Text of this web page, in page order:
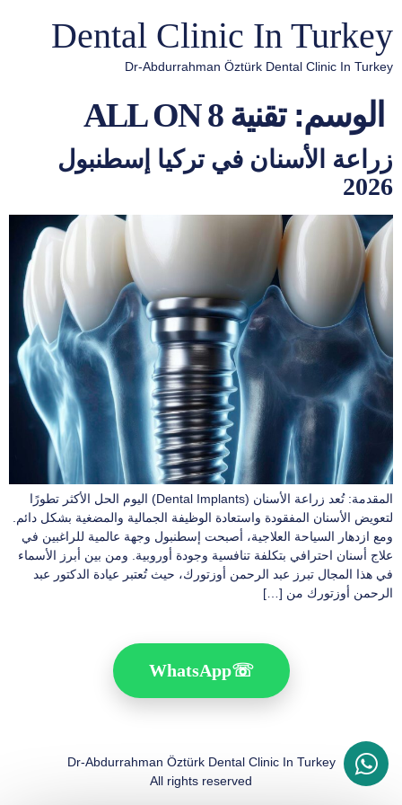
Dental Clinic In Turkey
Dr-Abdurrahman Öztürk Dental Clinic In Turkey
الوسم:تقنية ALL ON 8
زراعة الأسنان في تركيا إسطنبول
2026
المقدمة: تُعد زراعة الأسنان (Dental Implants) اليوم الحل الأكثر تطورًا
لتعويض الأسنان المفقودة واستعادة الوظيفة الجمالية والمضغية بشكل دائم.
ومع ازدهار السياحة العلاجية، أصبحت إسطنبول وجهة عالمية للراغبين في
علاج أسنان احترافي بتكلفة تنافسية وجودة أوروبية. ومن بين أبرز الأسماء
في هذا المجال تبرز عبد الرحمن أوزتورك، حيث تُعتبر عيادة الدكتور عبد
الرحمن أوزتورك من […]
☏
WhatsApp
Dr-Abdurrahman Öztürk Dental Clinic In Turkey
All rights reserved